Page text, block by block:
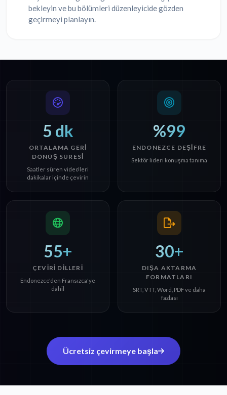
bekleyin ve bu bölümleri düzenleyicide gözden
geçirmeyi planlayın.
5 dk
ORTALAMA GERI
DÖNÜŞ SÜRESI
Saatler süren video'leri
dakikalar içinde çevirin
%99
ENDONEZCE DEŞIFRE
Sektör lideri konuşma tanıma
55+
ÇEVIRI DILLERI
Endonezce'den Fransızca'ye
dahil
30+
DIŞA AKTARMA
FORMATLARI
SRT, VTT, Word, PDF ve daha
fazlası
Ücretsiz çevirmeye başla